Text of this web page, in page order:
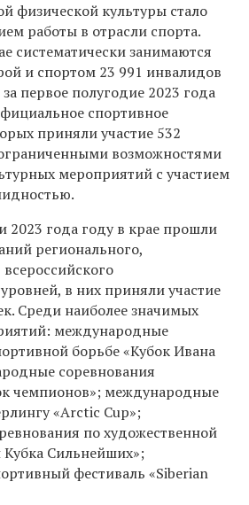
физической культуры стало
работы в отрасли спорта.
систематически занимаются
и спортом 23 991 инвалидов
первое полугодие 2023 года
спортивное
приняли участие 532
возможностями
мероприятий с участием
2023 года году в крае прошли
регионального,
в них приняли участие
Среди наиболее значимых
международные
борьбе «Кубок Ивана
соревнования
чемпионов»; международные
«Arctic Cup»;
по художественной
Кубка Сильнейших»;
фестиваль «Siberian